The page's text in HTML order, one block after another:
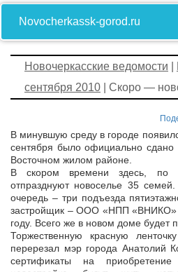
Novocherkassk-gorod.ru
Новочеркасские ведомости
сентября 2010 | Скоро —
В минувшую среду в городе
сентября было официально сдано
Восточном жилом районе.
В скором времени здесь, по
отпразднуют новоселье 35
очередь – три подъезда
застройщик – ООО «НПП «ВНИКО»
году. Всего же в новом доме будет
Торжественную красную
перерезал мэр города Анатолий
сертификаты на